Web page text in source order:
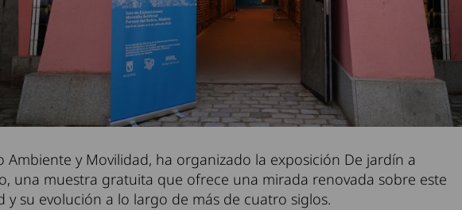
Ambiente y Movilidad, ha organizado la exposición De jardín a
una muestra gratuita que ofrece una mirada renovada sobre este
y su evolución a lo largo de más de cuatro siglos.